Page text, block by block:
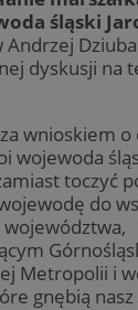
śląski
dyskusji na
wnioskiem o
wojewoda
toczyć
do
województwa,
Metropolii i
gnębią nasz